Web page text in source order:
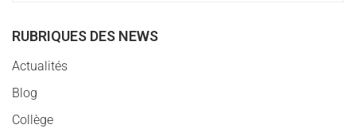
RUBRIQUES DES NEWS
Actualités
Blog
Collège